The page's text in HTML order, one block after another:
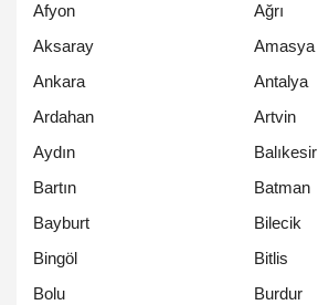
Afyon
Ağrı
Aksaray
Amasya
Ankara
Antalya
Ardahan
Artvin
Aydın
Balıkesir
Bartın
Batman
Bayburt
Bilecik
Bingöl
Bitlis
Bolu
Burdur